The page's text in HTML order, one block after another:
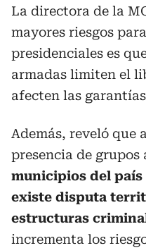
La directora de la
mayores riesgos
presidenciales es
armadas limiten el
afecten las
Además, reveló que
presencia de grupos
municipios del país
existe disputa
estructuras
incrementa los